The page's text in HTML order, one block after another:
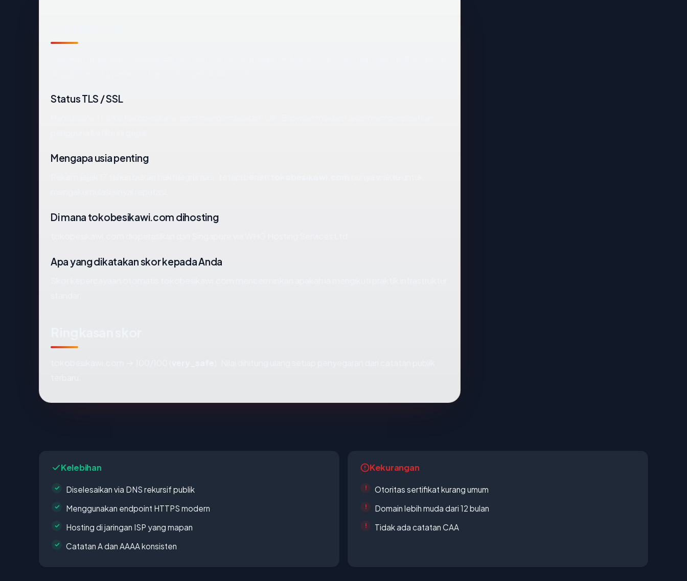
Status TLS / SSL
Mengapa usia penting
Di mana tokobesikawi.com dihosting
Apa yang dikatakan skor kepada Anda
Kelebihan
Diselesaikan via DNS rekursif publik
Menggunakan endpoint HTTPS modern
Hosting di jaringan ISP yang mapan
Catatan A dan AAAA konsisten
Kekurangan
Otoritas sertifikat kurang umum
Domain lebih muda dari 12 bulan
Tidak ada catatan CAA